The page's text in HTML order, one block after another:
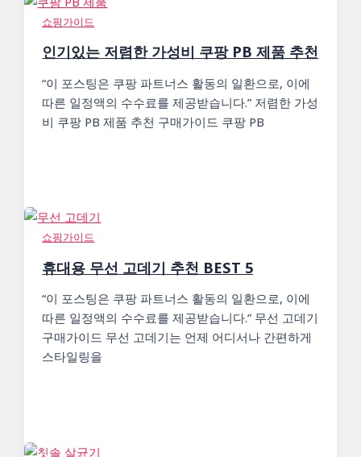
쇼핑가이드
인기있는 저렴한 가성비 쿠팡 PB 제품 추천
“이 포스팅은 쿠팡 파트너스 활동의 일환으로, 이에
따른 일정액의 수수료를 제공받습니다.” 저렴한 가성
비 쿠팡 PB 제품 추천 구매가이드 쿠팡 PB
쇼핑가이드
휴대용 무선 고데기 추천 BEST 5
“이 포스팅은 쿠팡 파트너스 활동의 일환으로, 이에
따른 일정액의 수수료를 제공받습니다.” 무선 고데기
구매가이드 무선 고데기는 언제 어디서나 간편하게
스타일링을